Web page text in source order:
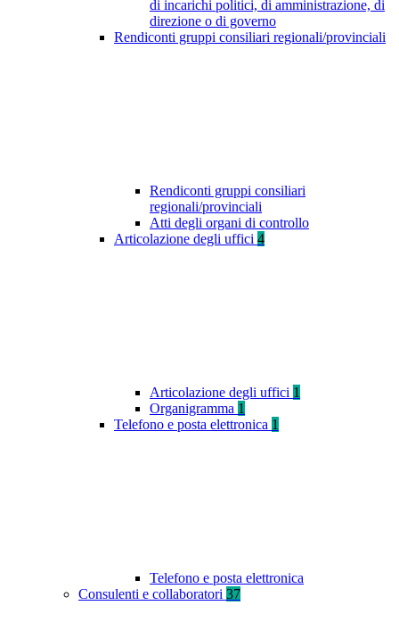
di incarichi politici, di amministrazione, di
direzione o di governo
Rendiconti gruppi consiliari regionali/provinciali
Rendiconti gruppi consiliari
regionali/provinciali
Atti degli organi di controllo
Articolazione degli uffici 4
Articolazione degli uffici 1
Organigramma 1
Telefono e posta elettronica 1
Telefono e posta elettronica
Consulenti e collaboratori 37